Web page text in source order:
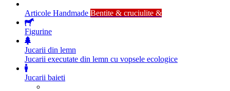
Articole Handmade Bentite & cruciulite &
Figurine
Jucarii din lemn
Jucarii executate din lemn cu vopsele ecologice
Jucarii baieti